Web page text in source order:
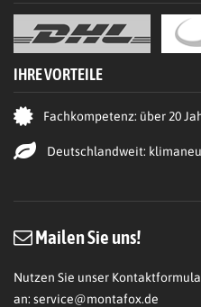
IHRE VORTEILE
Fachkompetenz: über 20
Deutschlandweit:
Mailen Sie uns!
Nutzen Sie unser
an: service@montafox.de